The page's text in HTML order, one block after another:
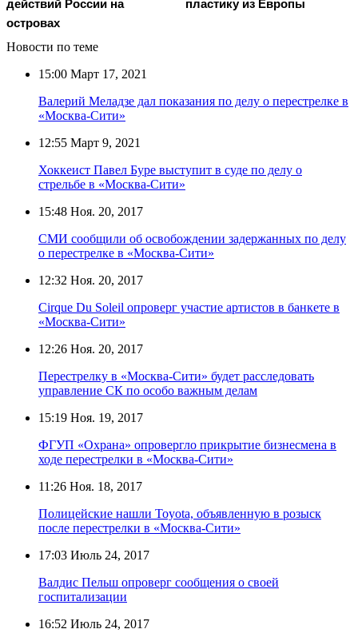
действий России на
островах
пластику из Европы
Новости по теме
15:00 Март 17, 2021
Валерий Меладзе дал показания по делу о перестрелке в
«Москва-Сити»
12:55 Март 9, 2021
Хоккеист Павел Буре выступит в суде по делу о
стрельбе в «Москва-Сити»
15:48 Ноя. 20, 2017
СМИ сообщили об освобождении задержанных по делу
о перестрелке в «Москва-Сити»
12:32 Ноя. 20, 2017
Cirque Du Soleil опроверг участие артистов в банкете в
«Москва-Сити»
12:26 Ноя. 20, 2017
Перестрелку в «Москва-Сити» будет расследовать
управление СК по особо важным делам
15:19 Ноя. 19, 2017
ФГУП «Охрана» опровергло прикрытие бизнесмена в
ходе перестрелки в «Москва-Сити»
11:26 Ноя. 18, 2017
Полицейские нашли Toyota, объявленную в розыск
после перестрелки в «Москва-Сити»
17:03 Июль 24, 2017
Валдис Пельш опроверг сообщения о своей
госпитализации
16:52 Июль 24, 2017